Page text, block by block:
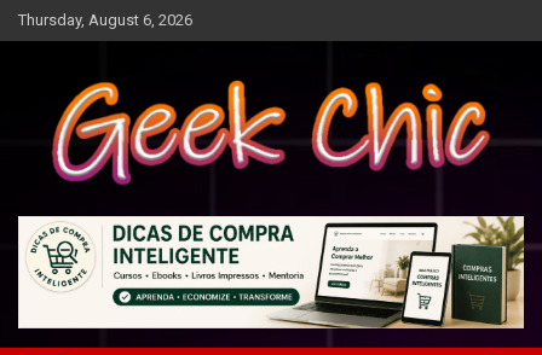
Skip
to
Thursday, August 6, 2026
Geek Chic